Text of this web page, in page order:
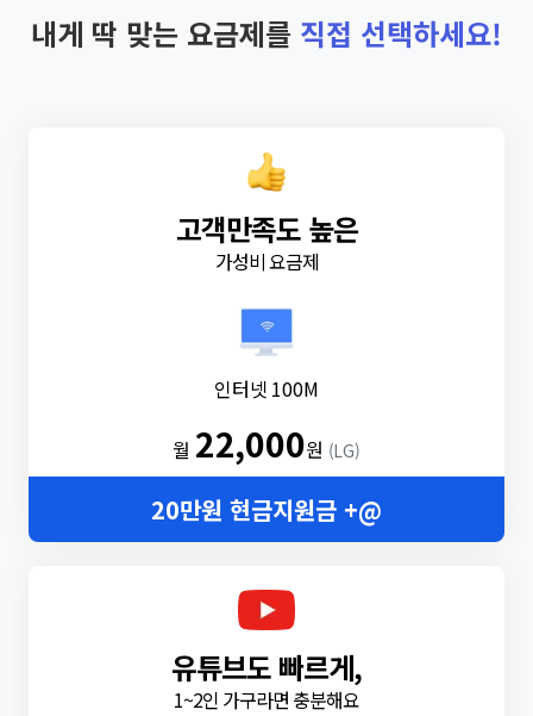
내게 딱 맞는 요금제를 직접 선택하세요!
고객만족도 높은
가성비 요금제
인터넷 100M
월 22,000원 (LG)
20만원 현금지원금 +@
유튜브도 빠르게,
1~2인 가구라면 충분해요